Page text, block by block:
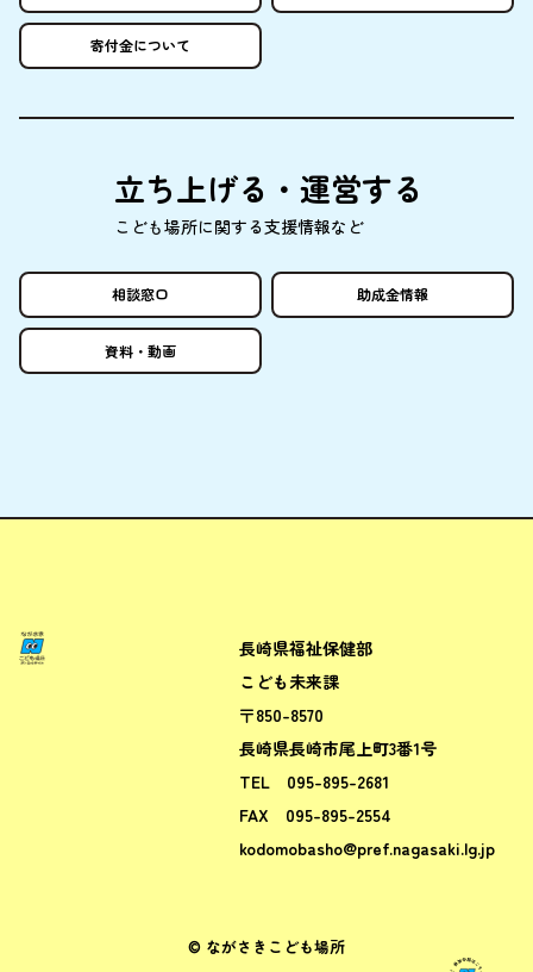
寄付金について
立ち上げる・ 運営する
こども場所に関する支援情報など
相談窓口 助成金情報
資料 ・ 動画
ながさきこども場所ポータルサ
長崎県福祉保健部
こども未来課
〒850-8570
長崎県長崎市尾上町3番1号
TEL 095-895-2681
FAX 095-895-2554
kodomobasho@pref.nagasaki.lg.jp
© ながさきこども場所